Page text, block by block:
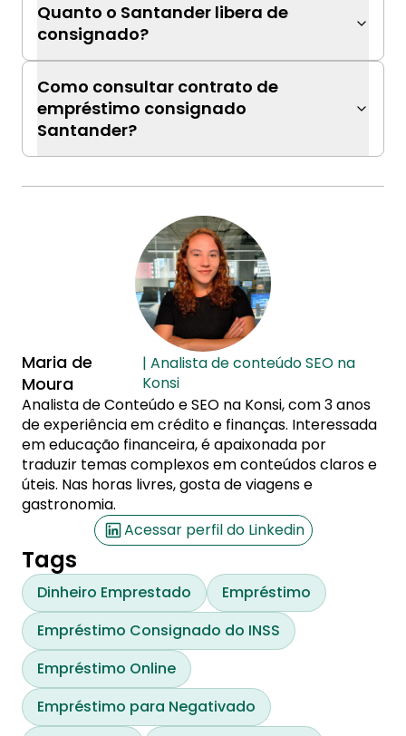
Quanto o Santander libera de
consignado?
Como consultar contrato de
empréstimo consignado
Santander?
Maria de
Moura
| Analista de conteúdo SEO na
Konsi
Analista de Conteúdo e SEO na Konsi, com 3 anos
de experiência em crédito e finanças. Interessada
em educação financeira, é apaixonada por
traduzir temas complexos em conteúdos claros e
úteis. Nas horas livres, gosta de viagens e
gastronomia.
Acessar perfil do Linkedin
Tags
Dinheiro Emprestado
Empréstimo
Empréstimo Consignado do INSS
Empréstimo Online
Empréstimo para Negativado